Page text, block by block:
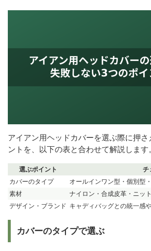
アイアン用ヘッドカバーを選ぶ際に押さ
ントを、以下の表と合わせて解説します
選ぶポイント
チ
カバーのタイプ
オールインワン型・個別型
素材
ナイロン・合成皮革・ニッ
デザイン・ブランド キャディバッグとの統一感
カバーのタイプで選ぶ